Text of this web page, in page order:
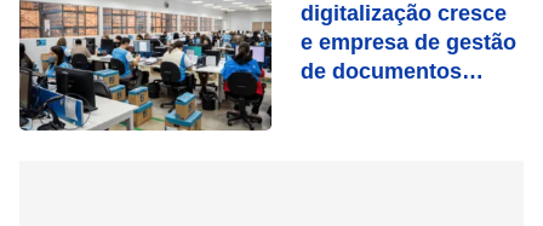
digitalização cresce
e empresa de gestão
de documentos